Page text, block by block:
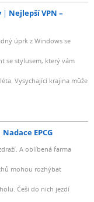
Nejlepší VPN –
úprk z Windows se
se stylusem, který vám
Vysychající krajina může
Nadace EPCG
A oblíbená farma
mohou rozhýbat
Češi do nich jezdí